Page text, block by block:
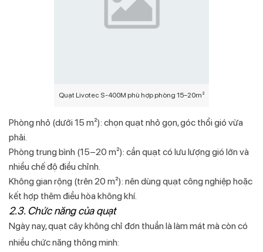
Quạt Livotec S-400M phù hợp phòng 15–20m²
Phòng nhỏ (dưới 15 m²): chọn quạt nhỏ gọn, góc thổi gió vừa
phải.
Phòng trung bình (15–20 m²): cần quạt có lưu lượng gió lớn và
nhiều chế độ điều chỉnh.
Không gian rộng (trên 20 m²): nên dùng quạt công nghiệp hoặc
kết hợp thêm điều hòa không khí.
2.3. Chức năng của quạt
Ngày nay, quạt cây không chỉ đơn thuần là làm mát mà còn có
nhiều chức năng thông minh: